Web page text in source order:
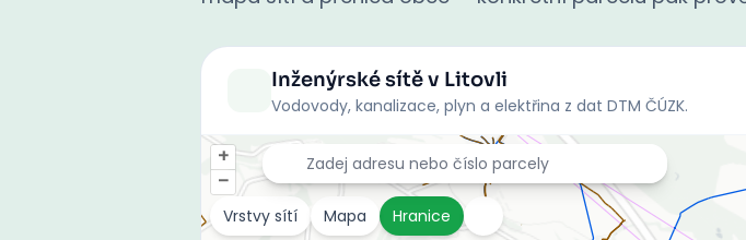
Inženýrské sítěv Litovli
Vodovody, kanalizace, plyn a elektřina z dat DTM ČÚZK.